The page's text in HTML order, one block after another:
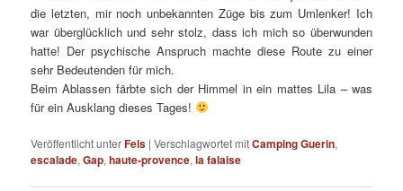
die letzten, mir noch unbekannten Züge bis zum Umlenker! Ich
war überglücklich und sehr stolz, dass ich mich so überwunden
hatte! Der psychische Anspruch machte diese Route zu einer
sehr Bedeutenden für mich.
Beim Ablassen färbte sich der Himmel in ein mattes Lila – was
für ein Ausklang dieses Tages!
Veröffentlicht unterFels |Verschlagwortet mitCamping Guerin,
escalade,Gap,haute-provence,la falaise